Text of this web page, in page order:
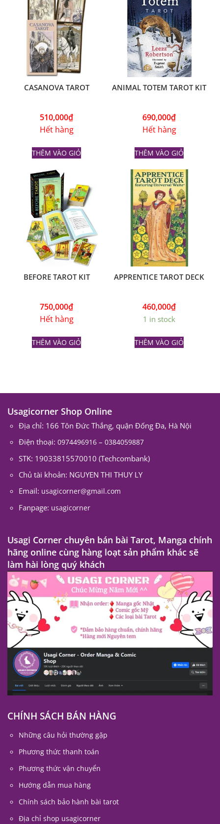
CASANOVA TAROT
510,000₫
Hết hàng
THÊM VÀO GIỎ
ANIMAL TOTEM TAROT KIT
690,000₫
Hết hàng
THÊM VÀO GIỎ
BEFORE TAROT KIT
750,000₫
Hết hàng
THÊM VÀO GIỎ
APPRENTICE TAROT DECK
460,000₫
1 in stock
THÊM VÀO GIỎ
Usagicorner Shop Online
Địa chỉ: 166 Tôn Đức Thắng, quận Đống Đa, Hà Nội
Điện thoại: 0974496916 – 0384059887
STK: 19033815570010 (Techcombank)
Chủ tài khoản: NGUYEN THI THUY LY
Email: usagicorner@gmail.com
Fanpage: usagicorner
Usagi Corner chuyên bán bài Tarot, Manga chính
hãng online cùng hàng loạt sản phẩm khác sẽ
làm hài lòng quý khách
CHÍNH SÁCH BÁN HÀNG
Những câu hỏi thường gặp
Phương thức thanh toán
Phương thức vận chuyển
Hướng dẫn mua hàng
Chính sách bảo hành bài tarot
Địa chỉ shop usagicorner